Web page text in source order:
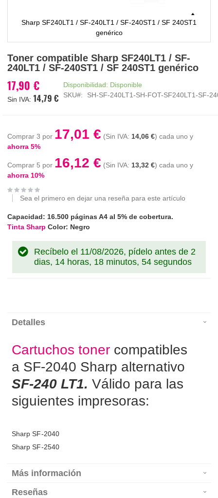
Sharp SF240LT1 / SF-240LT1 / SF-240ST1 / SF 240ST1
genérico
al
comienzo
la
galería
Toner compatible Sharp SF240LT1 / SF-
240LT1 / SF-240ST1 / SF 240ST1 genérico
17,90 €
14,79 €
Disponibilidad: Disponible
SKU
SH-SF-240LT1-SH-FOT-SF240LT1-SF-
Comprar 3 por 17,01 € 14,06 € cada uno y
ahorra 5%
Comprar 5 por 16,12 € 13,32 € cada uno y
ahorra 10%
Sea el primero en dejar una reseña para este artículo
Capacidad: 16.500 páginas A4 al 5% de cobertura.
Tinta Sharp Color: Negro
Recíbelo el 11/08/2026, pídelo antes de 2
dias, 14 horas, 18 minutos, 54 segundos
Detalles
Cartuchos toner compatibles
a SF-2040 Sharp alternativo
SF-240 LT1. Válido para las
siguientes impresoras:
Sharp SF-2040
Sharp SF-2540
Más información
Reseñas